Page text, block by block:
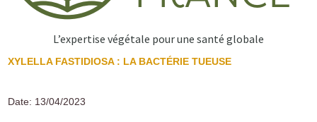
L’expertise végétale pour une santé globale
XYLELLA FASTIDIOSA : LA BACTÉRIE TUEUSE
Date: 13/04/2023